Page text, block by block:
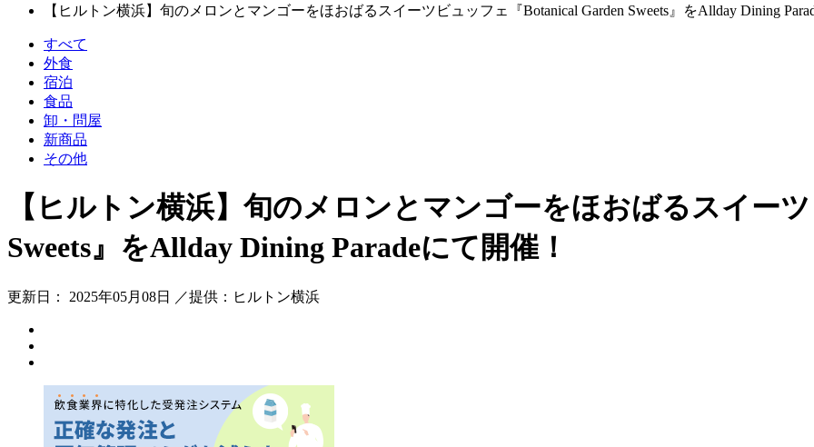
【ヒルトン横浜】旬のメロンとマンゴーをほおばるスイーツビュッフェ『Botanical Garden Sweets』をAllday Dining
すべて
外食
宿泊
食品
卸・問屋
新商品
その他
【ヒルトン横浜】旬のメロンとマンゴーをほおばるスイー
Sweets』をAllday Dining Paradeにて開催！
更新日： 2025年05月08日 ／提供：ヒルトン横浜